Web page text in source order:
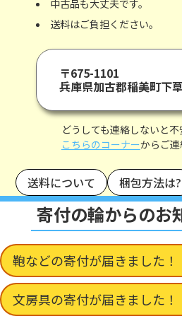
中古品も大丈夫です。
送料はご負担ください。
〒675-1101
兵庫県加古郡稲美町下
どうしても連絡しないと
こちらのコーナーからご連
送料について 梱包方法は?
寄付の輪からのお
鞄などの寄付が届きました！
文房具の寄付が届きました！